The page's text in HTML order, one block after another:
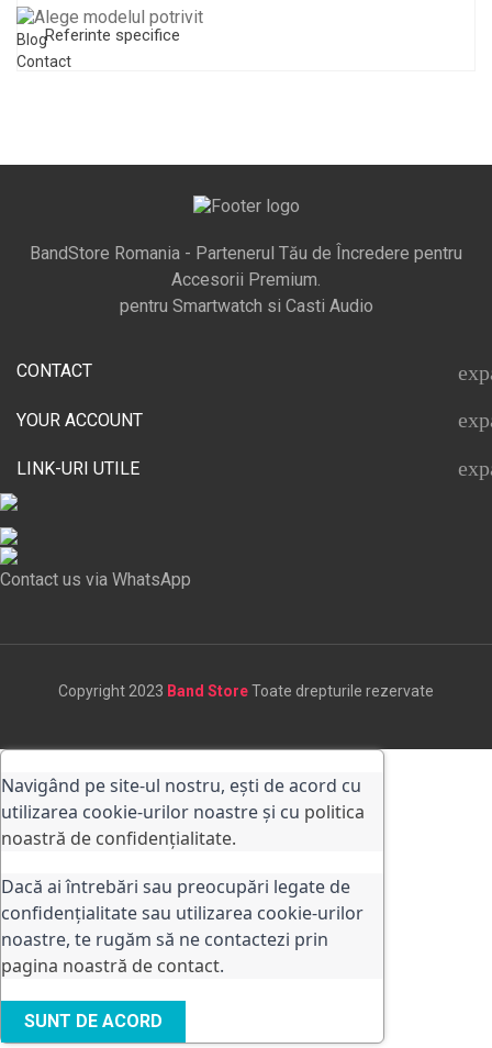
Blog
Contact
Referinte specifice
BandStore Romania - Partenerul Tău de Încredere pentru
Accesorii Premium.
pentru Smartwatch si Casti Audio
CONTACT
YOUR ACCOUNT
LINK-URI UTILE
Contact us via WhatsApp
Copyright 2023 Band StoreToate drepturile rezervate
Navigând pe site-ul nostru, ești de acord cu
utilizarea cookie-urilor noastre și cu politica
noastră de confidențialitate.
Dacă ai întrebări sau preocupări legate de
confidențialitate sau utilizarea cookie-urilor
noastre, te rugăm să ne contactezi prin
pagina noastră de contact.
SUNT DE ACORD